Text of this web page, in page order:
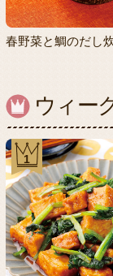
春野菜と鯛のだし
ウィー
1